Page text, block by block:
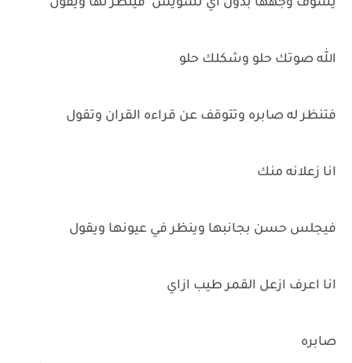
يشوف وجهها بدون اي تشويس فينظر لها ويقول
الله صوتك حلو وشكلك حلو
فتنظر له صابره وتتوقف عن قراءه القران وتقول
انا زعلانه منك
فيجلس حسن بجانبها وينظر في عيونها ويقول
انا اعرف ازعل القمر طيب ازاي
صابره